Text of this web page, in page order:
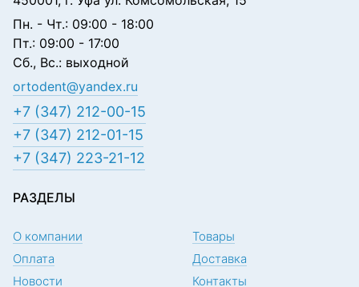
Пн. - Чт.: 09:00 - 18:00
Пт.: 09:00 - 17:00
Сб., Вс.: выходной
ortodent@yandex.ru
+7 (347) 212-00-15
+7 (347) 212-01-15
+7 (347) 223-21-12
РАЗДЕЛЫ
О компании
Товары
Оплата
Доставка
Новости
Контакты